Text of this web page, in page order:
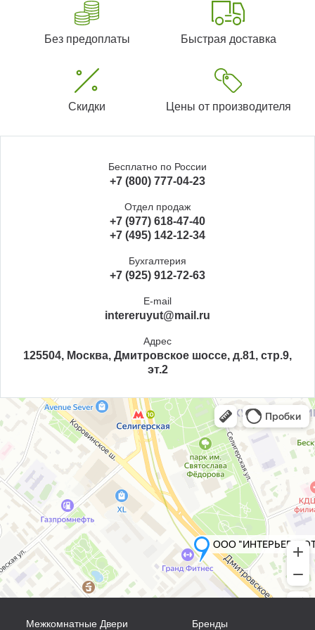
Без предоплаты Быстрая доставка
Скидки Цены от производителя
Бесплатно по России
+7 (800) 777-04-23
Отдел продаж
+7 (977) 618-47-40
+7 (495) 142-12-34
Бухгалтерия
+7 (925) 912-72-63
E-mail
intereruyut@mail.ru
Адрес
125504, Москва, Дмитровское шоссе, д.81, стр.9,
эт.2
Межкомнатные Двери
Бренды